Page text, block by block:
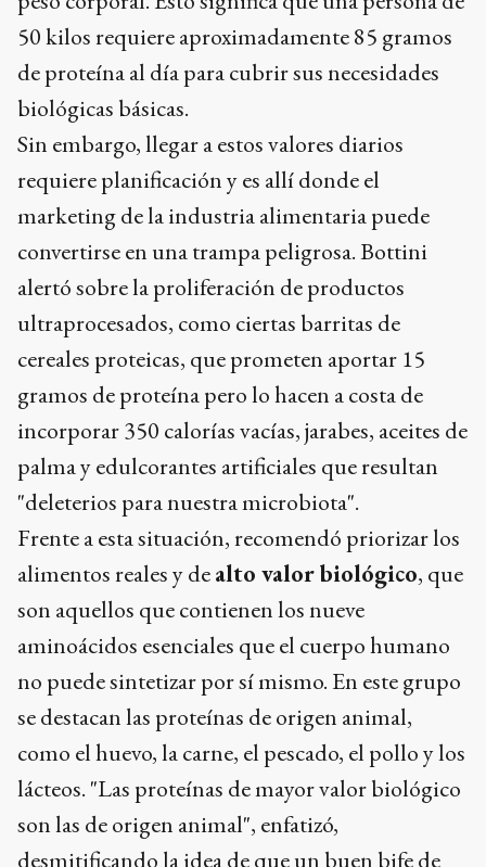
50 kilos requiere aproximadamente 85 gramos
de proteína al día para cubrir sus necesidades
biológicas básicas.
Sin embargo, llegar a estos valores diarios
requiere planificación y es allí donde el
marketing de la industria alimentaria puede
convertirse en una trampa peligrosa. Bottini
alertó sobre la proliferación de productos
ultraprocesados, como ciertas barritas de
cereales proteicas, que prometen aportar 15
gramos de proteína pero lo hacen a costa de
incorporar 350 calorías vacías, jarabes, aceites de
palma y edulcorantes artificiales que resultan
"deleterios para nuestra microbiota".
Frente a esta situación, recomendó priorizar los
alimentos reales y dealto valor biológico, que
son aquellos que contienen los nueve
aminoácidos esenciales que el cuerpo humano
no puede sintetizar por sí mismo. En este grupo
se destacan las proteínas de origen animal,
como el huevo, la carne, el pescado, el pollo y los
lácteos. "Las proteínas de mayor valor biológico
son las de origen animal", enfatizó,
desmitificando la idea de que un buen bife de